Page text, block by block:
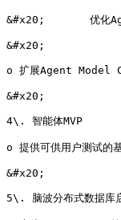
&#x20;       优化
&#x20;
o 扩展Agent Model
&#x20;
4\. 智能体MVP
o 提供可供用户测试的
&#x20;
5\. 脑波分布式数据库